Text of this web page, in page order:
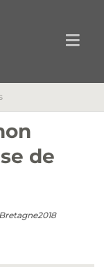
de
Bretagne2018